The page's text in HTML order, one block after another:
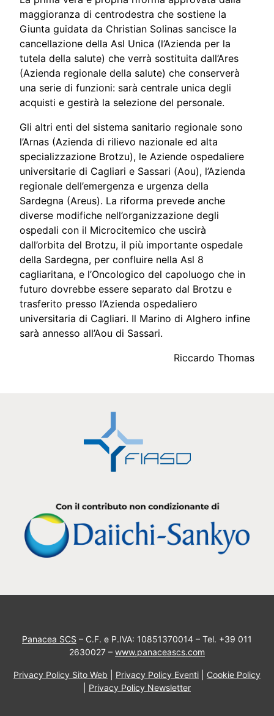
maggioranza di centrodestra che sostiene la
Giunta guidata da Christian Solinas sancisce la
cancellazione della Asl Unica (l’Azienda per la
tutela della salute) che verrà sostituita dall’Ares
(Azienda regionale della salute) che conserverà
una serie di funzioni: sarà centrale unica degli
acquisti e gestirà la selezione del personale.
Gli altri enti del sistema sanitario regionale sono
l’Arnas (Azienda di rilievo nazionale ed alta
specializzazione Brotzu), le Aziende ospedaliere
universitarie di Cagliari e Sassari (Aou), l’Azienda
regionale dell’emergenza e urgenza della
Sardegna (Areus). La riforma prevede anche
diverse modifiche nell’organizzazione degli
ospedali con il Microcitemico che uscirà
dall’orbita del Brotzu, il più importante ospedale
della Sardegna, per confluire nella Asl 8
cagliaritana, e l’Oncologico del capoluogo che in
futuro dovrebbe essere separato dal Brotzu e
trasferito presso l’Azienda ospedaliero
universitaria di Cagliari. Il Marino di Alghero infine
sarà annesso all’Aou di Sassari.
Riccardo Thomas
Panacea SCS – C.F. e P.IVA: 10851370014 – Tel. +39 011
2630027 – www.panaceascs.com
Privacy Policy Sito Web Privacy Policy Eventi
Cookie Policy
Privacy Policy Newsletter